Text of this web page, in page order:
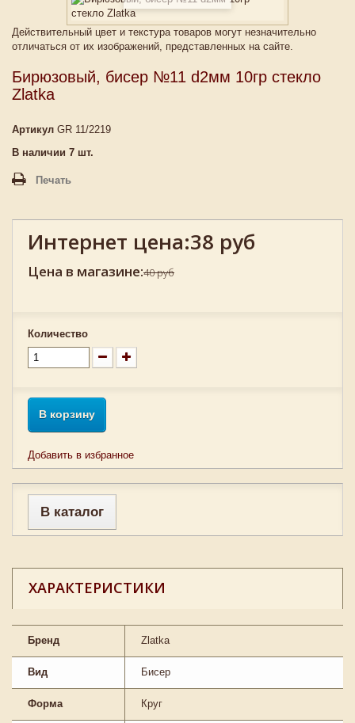
Действительный цвет и текстура товаров могут незначительно
отличаться от их изображений, представленных на сайте.
Бирюзовый, бисер №11 d2мм 10гр стекло
Zlatka
Артикул GR 11/2219
В наличии 7 шт.
Печать
Интернет цена:38 руб
Цена в магазине:40 руб
Количество
В корзину
Добавить в избранное
В каталог
ХАРАКТЕРИСТИКИ
Бренд Zlatka
Вид Бисер
Форма Круг